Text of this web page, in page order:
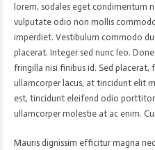
lorem, sodales eget condimentum
vulputate odio non mollis
imperdiet. Vestibulum commodo
placerat. Integer sed nunc leo.
fringilla nisi finibus id. Sed placerat,
ullamcorper lacus, at tincidunt elit
est, tincidunt eleifend odio
ullamcorper molestie at ac enim.
Mauris dignissim efficitur magna